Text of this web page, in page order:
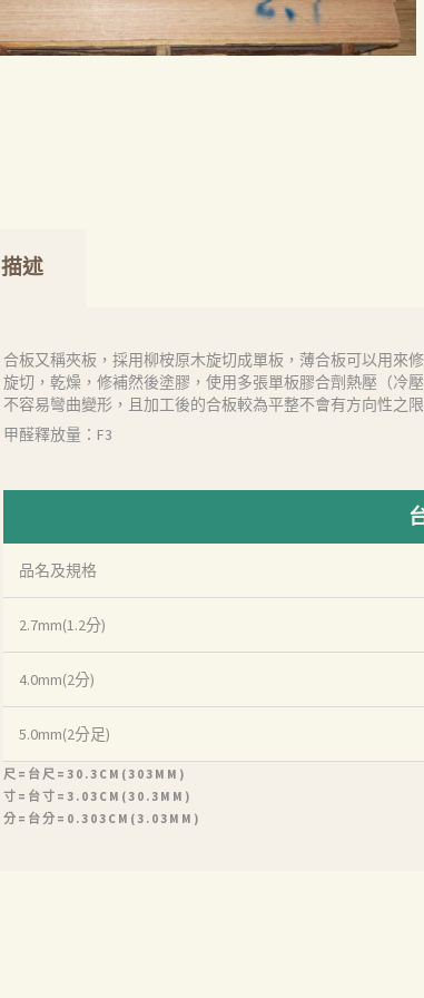
描述
合板又稱夾板，採用柳桉原木旋切成單板，薄合板可以用來
旋切，乾燥，修補然後塗膠，使用多張單板膠合劑熱壓（冷
不容易彎曲變形，且加工後的合板較為平整不會有方向性之限
甲醛釋放量：F3
品名及規格
2.7mm(1.2分)
4.0mm(2分)
5.0mm(2分足)
尺=台尺=30.3CM(303MM)
寸=台寸=3.03CM(30.3MM)
分=台分=0.303CM(3.03MM)